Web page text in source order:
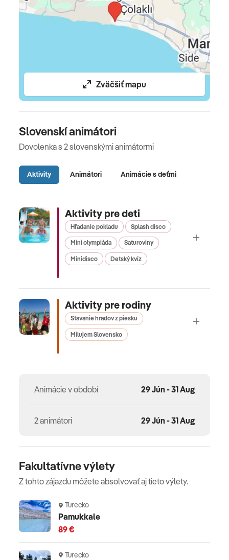
Zväčšiť mapu
Slovenskí animátori
Dovolenka s 2 slovenskými animátormi
Aktivity Animátori Animácie s deťmi
Aktivity pre deti
Hľadanie pokladu Splash disco
Mini olympiáda Saturoviny
Minidisco Detský kvíz
Aktivity pre rodiny
Stavanie hradov z piesku
Milujem Slovensko
Animácie v období 29 Jún - 31 Aug
2 animátori 29 Jún - 31 Aug
Fakultatívne výlety
Z tohto zájazdu môžete absolvovať aj tieto výlety.
Turecko
Pamukkale
89 €
Turecko